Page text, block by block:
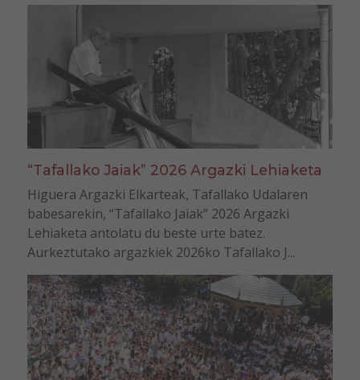
“Tafallako Jaiak” 2026 Argazki Lehiaketa
Higuera Argazki Elkarteak, Tafallako Udalaren
babesarekin, “Tafallako Jaiak” 2026 Argazki
Lehiaketa antolatu du beste urte batez.
Aurkeztutako argazkiek 2026ko Tafallako J...